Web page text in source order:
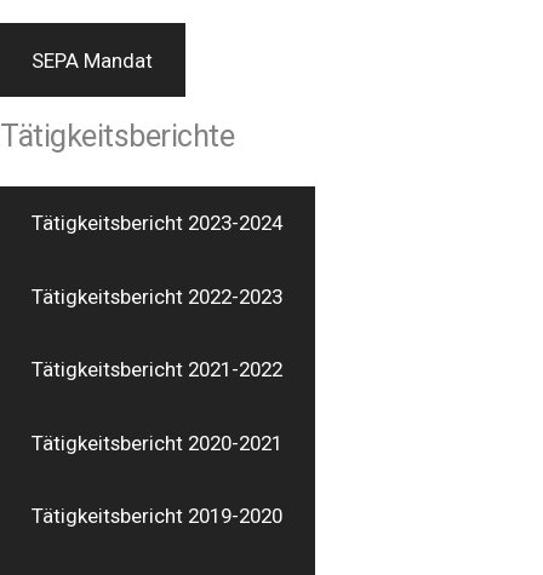
SEPA Mandat
Tätigkeitsberichte
Tätigkeitsbericht 2023-2024
Tätigkeitsbericht 2022-2023
Tätigkeitsbericht 2021-2022
Tätigkeitsbericht 2020-2021
Tätigkeitsbericht 2019-2020